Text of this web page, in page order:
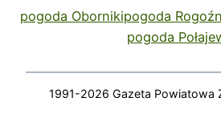
pogoda Obornikipogoda
pogoda
1991-2026 Gazeta Powiatowa